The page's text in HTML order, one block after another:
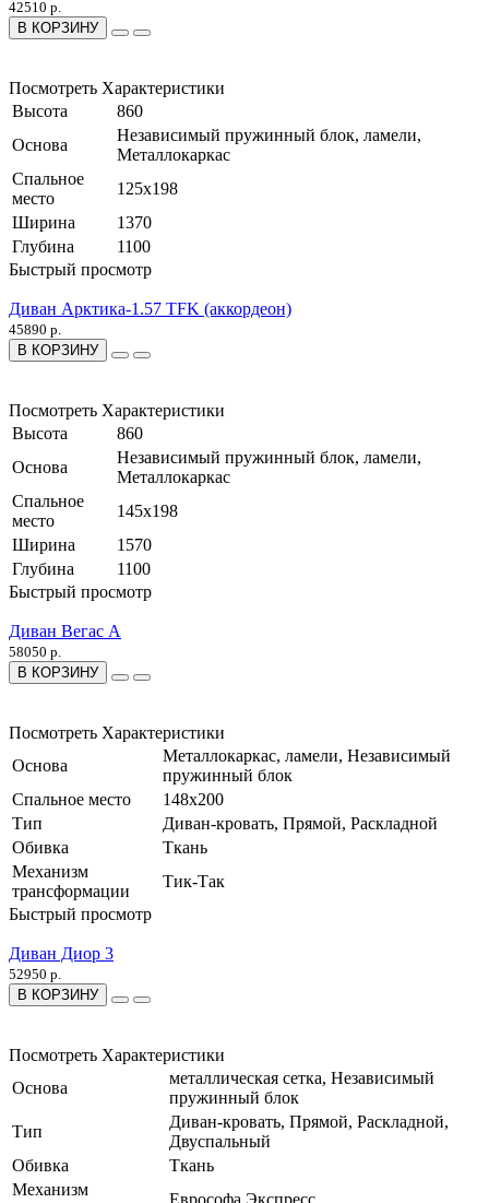
42510 р.
В КОРЗИНУ
Посмотреть Характеристики
Высота
860
Основа
Независимый пружинный блок, ламели,
Металлокаркас
Спальное
место
125х198
Ширина
1370
Глубина
1100
Быстрый просмотр
Диван Арктика-1.57 TFK (аккордеон)
45890 р.
В КОРЗИНУ
Посмотреть Характеристики
Высота
860
Основа
Независимый пружинный блок, ламели,
Металлокаркас
Спальное
место
145x198
Ширина
1570
Глубина
1100
Быстрый просмотр
Диван Вегас А
58050 р.
В КОРЗИНУ
Посмотреть Характеристики
Основа
Металлокаркас, ламели, Независимый
пружинный блок
Спальное место
148x200
Тип
Диван-кровать, Прямой, Раскладной
Обивка
Ткань
Механизм
трансформации
Тик-Так
Быстрый просмотр
Диван Диор 3
52950 р.
В КОРЗИНУ
Посмотреть Характеристики
Основа
металлическая сетка, Независимый
пружинный блок
Тип
Диван-кровать, Прямой, Раскладной,
Двуспальный
Обивка
Ткань
Механизм
Еврософа Экспресс